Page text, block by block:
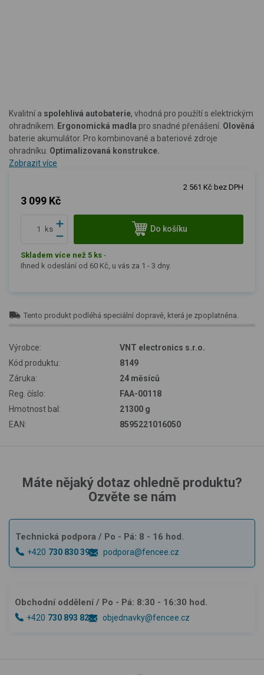
Kvalitní a spolehlivá autobaterie, vhodná pro použítí s elektrickým
ohradníkem. Ergonomická madla pro snadné přenášení. Olověná
baterie akumulátor. Pro kombinované a bateriové zdroje
ohradníku. Optimalizovaná konstrukce.
Zobrazit více
3 099 Kč
2 561 Kč bez DPH
ks Do košíku
Skladem více než 5 ks -
Ihned k odeslání od 60 Kč, u vás za 1 - 3 dny.
Tento produkt podléhá speciální dopravě, která je zpoplatněna.
Výrobce:
VNT electronics s.r.o.
Kód produktu:
8149
Záruka:
24 měsíců
Reg. číslo:
FAA-00118
Hmotnost bal:
21300 g
EAN:
8595221016050
Máte nějaký dotaz ohledně produktu?
Ozvěte se nám
Technická podpora / Po - Pá: 8 - 16 hod.
+420 730 830 393 podpora@fencee.cz
Obchodní oddělení / Po - Pá: 8:30 - 16:30 hod.
+420 730 893 828 objednavky@fencee.cz